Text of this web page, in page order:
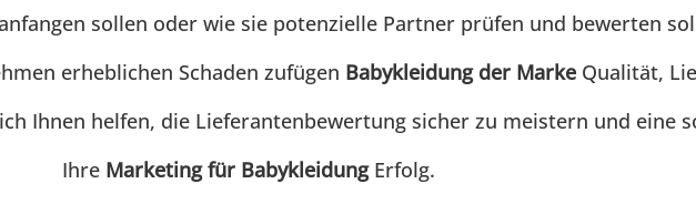
sollen oder wie sie potenzielle Partner prüfen und bewerten
erheblichen Schaden zufügen Babykleidung der MarkeQualität,
Ihnen helfen, die Lieferantenbewertung sicher zu meistern und eine
Ihre Marketing für BabykleidungErfolg.